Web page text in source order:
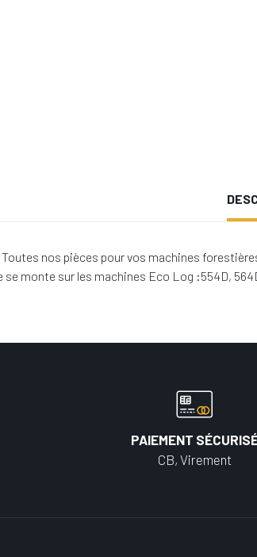
nos pièces pour vos machines
monte sur les machines Eco Log :554D,
PAIEMENT
CB, Virement